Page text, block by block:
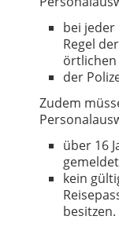
bei
Regel
der
Zudem
über 16
kein
besitzen.